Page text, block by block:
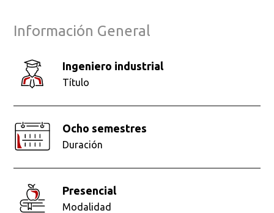
Información General
Ingeniero industrial
Título
Ocho semestres
Duración
presencial
Modalidad